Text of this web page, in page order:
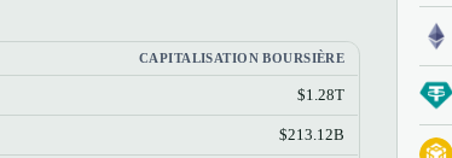
CAPITALISATION BOURSIÈRE
$1.28T
$213.12B